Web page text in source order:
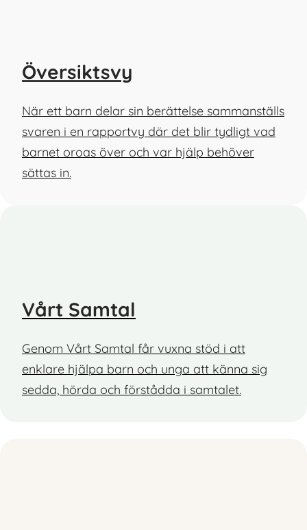
Översiktsvy
När ett barn delar sin berättelse sammanställs
svaren i en rapportvy där det blir tydligt vad
barnet oroas över och var hjälp behöver
sättas in.
Vårt Samtal
Genom Vårt Samtal får vuxna stöd i att
enklare hjälpa barn och unga att känna sig
sedda, hörda och förstådda i samtalet.